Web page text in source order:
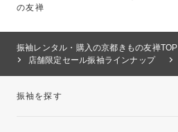
の友禅
振袖レンタル・購入の京都きもの友禅TOP
店舗限定セール振袖ラインナップ
振袖を探す